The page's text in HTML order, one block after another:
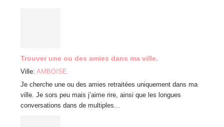
Trouver une ou des amies dans ma ville.
Ville: AMBOISE
Je cherche une ou des amies retraitées uniquement dans ma
ville. Je sors peu mais j’aime rire, ainsi que les longues
conversations dans de multiples...